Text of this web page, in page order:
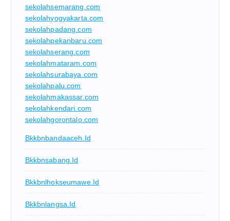
sekolahsemarang.com
sekolahyogyakarta.com
sekolahpadang.com
sekolahpekanbaru.com
sekolahserang.com
sekolahmataram.com
sekolahsurabaya.com
sekolahpalu.com
sekolahmakassar.com
sekolahkendari.com
sekolahgorontalo.com
Bkkbnbandaaceh.id
Bkkbnsabang.id
Bkkbnlhokseumawe.id
Bkkbnlangsa.id